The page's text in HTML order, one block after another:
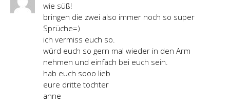
wie süß!
bringen die zwei also immer noch so super
Sprüche=)
ich vermiss euch so.
würd euch so gern mal wieder in den Arm
nehmen und einfach bei euch sein.
hab euch sooo lieb
eure dritte tochter
anne